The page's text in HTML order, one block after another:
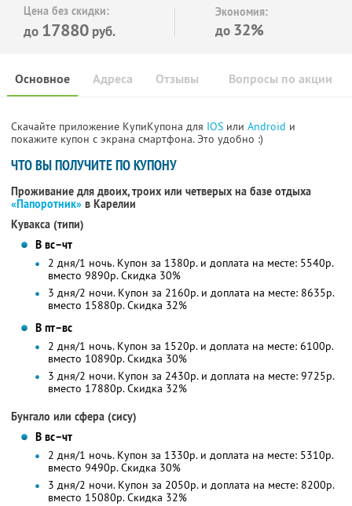
Цена без скидки:
до 17880 руб.
Экономия:
до 32%
Основное Отзывы Вопросы по акции
Адреса
Скачайте приложение КупиКупона для IOS или Android и
покажите купон с экрана смартфона. Это удобно :)
ЧТО ВЫ ПОЛУЧИТЕ ПО КУПОНУ
Проживание для двоих, троих или четверых на базе отдыха
«Папоротник» в Карелии
Кувакса (типи)
В вс–чт
2 дня/1 ночь. Купон за 1380р. и доплата на месте: 5540р.
вместо 9890р.Скидка 30%
3 дня/2 ночи. Купон за 2160р. и доплата на месте: 8635р.
вместо 15880р.Скидка 32%
В пт–вс
2 дня/1 ночь. Купон за 1520р. и доплата на месте: 6100р.
вместо 10890р.Скидка 30%
3 дня/2 ночи. Купон за 2430р. и доплата на месте: 9725р.
вместо 17880р.Скидка 32%
Бунгало или сфера (сису)
В вс–чт
2 дня/1 ночь. Купон за 1330р. и доплата на месте: 5310р.
вместо 9490р.Скидка 30%
3 дня/2 ночи. Купон за 2050р. и доплата на месте: 8200р.
вместо 15080р.Скидка 32%